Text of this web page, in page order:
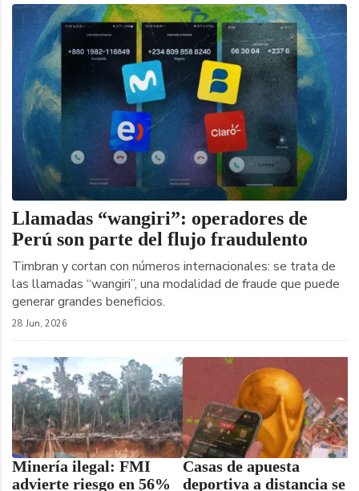
Llamadas “wangiri”: operadores de
Perú son parte del flujo fraudulento
Timbran y cortan con números internacionales: se trata de
las llamadas “wangiri”, una modalidad de fraude que puede
generar grandes beneficios.
28 Jun, 2026
Minería ilegal: FMI
advierte riesgo en 56%
Casas de apuesta
deportiva a distancia se